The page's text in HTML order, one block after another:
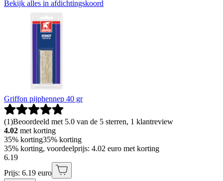
Bekijk alles in afdichtingskoord
Griffon pijphennep 40 gr
(1)Beoordeeld met 5.0 van de 5 sterren, 1 klantreview
4.02 met korting
35% korting35% korting
35% korting, voordeelprijs: 4.02 euro met korting
6.19
Prijs: 6.19 euro